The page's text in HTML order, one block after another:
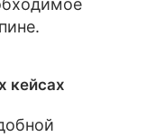
кейсах